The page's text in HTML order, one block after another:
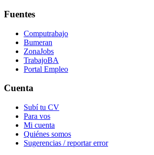
Fuentes
Computrabajo
Bumeran
ZonaJobs
TrabajoBA
Portal Empleo
Cuenta
Subí tu CV
Para vos
Mi cuenta
Quiénes somos
Sugerencias / reportar error